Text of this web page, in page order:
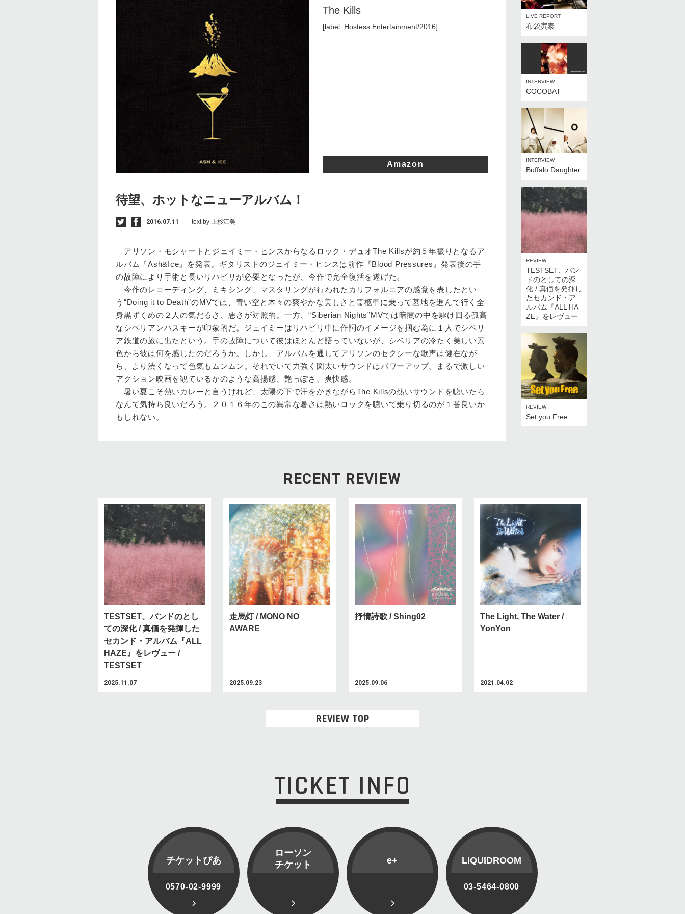
The Kills
[label: Hostess Entertainment/2016]
Amazon
待望、ホットなニューアルバム！
2016.07.11 text by 上杉江美
アリソン・モシャートとジェイミー・ヒンスからなるロック・デュオThe Killsが約５年振りとなるア
ルバム『Ash&Ice』を発表。ギタリストのジェイミー・ヒンスは前作『Blood Pressures』発表後の手
の故障により手術と長いリハビリが必要となったが、今作で完全復活を遂げた。
今作のレコーディング、ミキシング、マスタリングが行われたカリフォルニアの感覚を表したとい
う“Doing it to Death”のMVでは、青い空と木々の爽やかな美しさと霊柩車に乗って墓地を進んで行く全
身黒ずくめの２人の気だるさ、悪さが対照的。一方、“Siberian Nights”MVでは暗闇の中を駆け回る孤高
なシベリアンハスキーが印象的だ。ジェイミーはリハビリ中に作詞のイメージを掴む為に１人でシベリ
ア鉄道の旅に出たという。手の故障について彼はほとんど語っていないが、シベリアの冷たく美しい景
色から彼は何を感じたのだろうか。しかし、アルバムを通してアリソンのセクシーな歌声は健在なが
ら、より渋くなって色気もムンムン。それでいて力強く図太いサウンドはパワーアップ。まるで激しい
アクション映画を観ているかのような高揚感、艶っぽさ、爽快感。
暑い夏こそ熱いカレーと言うけれど、太陽の下で汗をかきながらThe Killsの熱いサウンドを聴いたら
なんて気持ち良いだろう。２０１６年のこの異常な暑さは熱いロックを聴いて乗り切るのが１番良いか
もしれない。
LIVE REPORT
布袋寅泰
INTERVIEW
COCOBAT
INTERVIEW
Buffalo Daughter
REVIEW
TESTSET、バン
ドのとしての深
化 / 真価を発揮し
たセカンド・ア
ルバム『ALL HA
ZE』をレヴュー
REVIEW
Set you Free
RECENT REVIEW
TESTSET、バンドのとし
ての深化 / 真価を発揮した
セカンド・アルバム『ALL
HAZE』をレヴュー /
TESTSET
2025.11.07
走馬灯 / MONO NO
AWARE
2025.09.23
抒情詩歌 / Shing02
2025.09.06
The Light, The Water /
YonYon
2021.04.02
REVIEW TOP
TICKET INFO
チケットぴあ
0570-02-9999
ローソン
チケット
e+ LIQUIDROOM
03-5464-0800